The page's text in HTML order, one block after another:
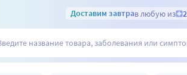
Доставим завтрав любую из